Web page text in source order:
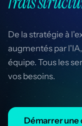
De la stratégie à
augmentés par
équipe. Tous les
vos besoins.
Démarrer une